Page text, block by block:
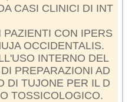
CASI CLINICI DI INT
PAZIENTI CON IPERS
OCCIDENTALIS.
INTERNO DEL
PREPARAZIONI AD
DI TUJONE PER IL D
TOSSICOLOGICO.